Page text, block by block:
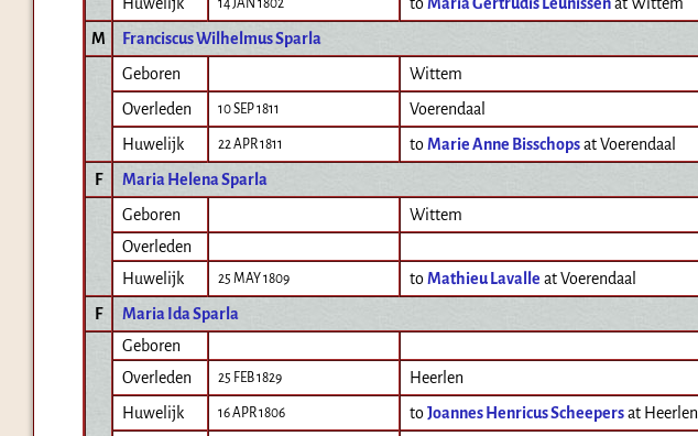
14 JAN 1802
M
Franciscus Wilhelmus Sparla
Geboren
Wittem
Overleden
10 SEP 1811
Voerendaal
Huwelijk
22 APR 1811 toMarie Anne Bisschopsat Voerendaal
F
Maria Helena Sparla
Geboren
Wittem
Overleden
Huwelijk
25 MAY 1809 toMathieu Lavalle at Voerendaal
F
Maria Ida Sparla
Geboren
Overleden
25 FEB 1829
Heerlen
Huwelijk
16 APR 1806 toJoannes Henricus Scheepersat Heerlen